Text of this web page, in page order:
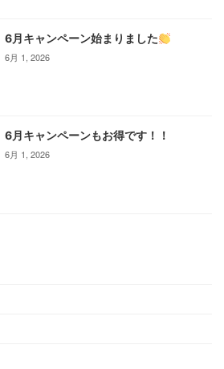
6月キャンペーン始まりました
6月 1, 2026
6月キャンペーンもお得です！！
6月 1, 2026